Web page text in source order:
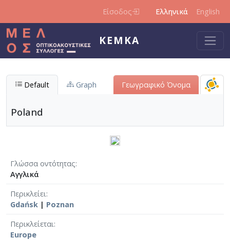
Είσοδος Ελληνικά English
ΚΕΜΚΑ
Default Graph Γεωγραφικό Όνομα
Poland
Γλώσσα οντότητας
Αγγλικά
Περικλείει
Gdańsk | Poznan
Περικλείεται
Europe